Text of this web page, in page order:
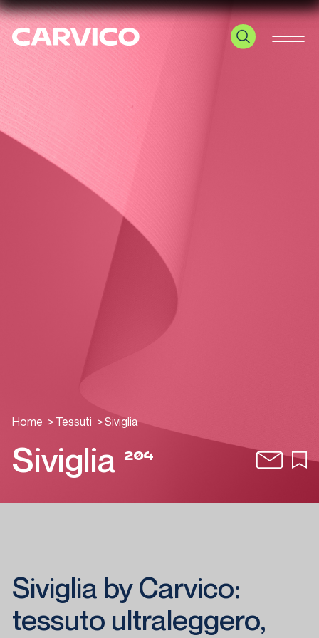
Home > Tessuti >Siviglia
Siviglia 204
Siviglia by Carvico:
tessuto ultraleggero,
Informativa sulla raccolta
Le tue preferenze relative alla privacy